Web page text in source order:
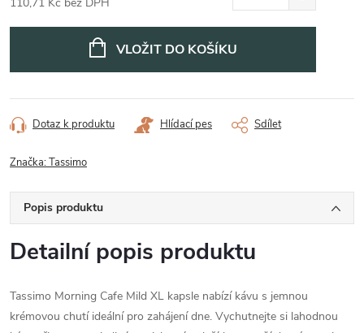
VLOŽIT DO KOŠÍKU
Dotaz k produktu Hlídací pes Sdílet
Značka:Tassimo
Popis produktu
Detailní popis produktu
Tassimo Morning Cafe Mild XL kapsle nabízí kávu s jemnou
krémovou chutí ideální pro zahájení dne. Vychutnejte si lahodnou